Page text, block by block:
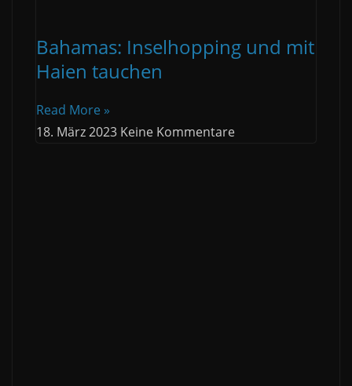
Bahamas: Inselhopping und mit
Haien tauchen
Read More »
18. März 2023 Keine Kommentare